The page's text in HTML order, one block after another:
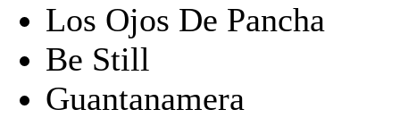
Los Ojos De Pancha
Be Still
Guantanamera